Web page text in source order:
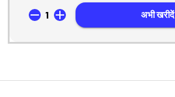
1 अभी खरीदें